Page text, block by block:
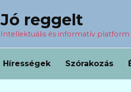
Jó reggelt
Intellektuális és informatív platform
Hírességek Szórakozás